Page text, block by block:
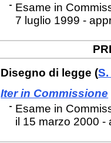
Esame in
7 luglio 1999 -
Disegno di legge (
Iter in Commissione
Esame in
il 15 marzo 2000 -